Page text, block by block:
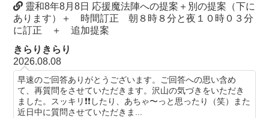
靈和8年8月8日 応援魔法陣への提案＋別の提案（下に
あります）＋ 時間訂正 朝８時８分と夜１０時０３分
に訂正 ＋ 追加提案
きらりきらり
2026.08.08
早速のご回答ありがとうございます。ご回答への思い含め
て、再質問をさせていただきます。沢山の気づきをいただき
ました。スッキリ❗️❗️したり、あちゃ〜っと思ったり（笑）また
近日中に質問させていただきま...